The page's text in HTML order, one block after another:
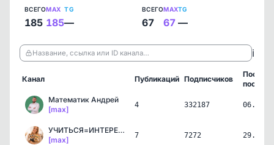
ВСЕГО
185
MAX
185
TG
—
ВСЕГО
67
MAX
67
TG
—
Название, ссылка или ID канала… ℹ️
Канал Публикаций Подписчиков
пост
Математик Андрей
[max]
4 332187
УЧИТЬСЯ=ИНТЕРЕСНО с Соне…
[max]
7 7272